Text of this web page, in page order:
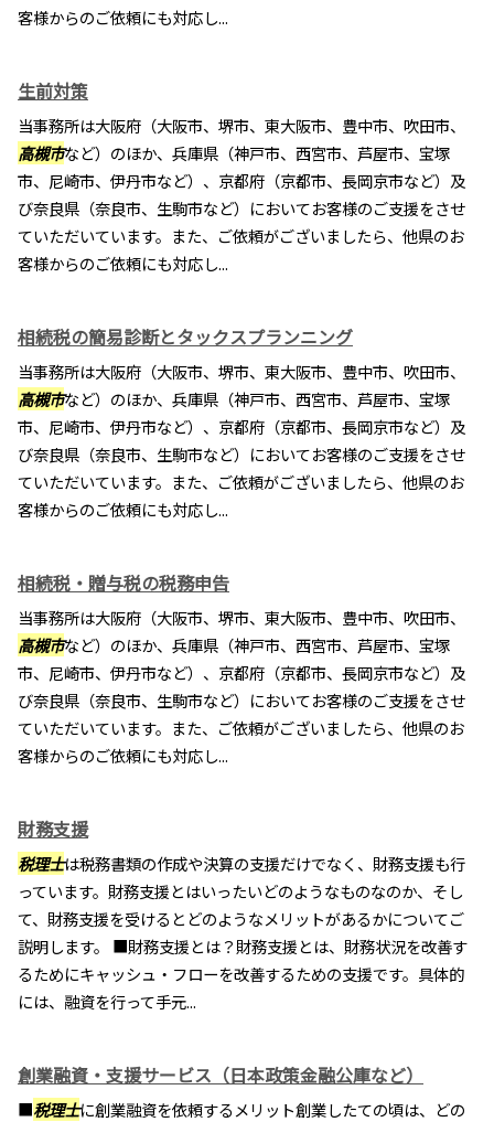
客様からのご依頼にも対応し...
生前対策
当事務所は大阪府（大阪市、堺市、東大阪市、豊中市、吹田市、
高槻市など）のほか、兵庫県（神戸市、西宮市、芦屋市、宝塚
市、尼崎市、伊丹市など）、京都府（京都市、長岡京市など）及
び奈良県（奈良市、生駒市など）においてお客様のご支援をさせ
ていただいています。また、ご依頼がございましたら、他県のお
客様からのご依頼にも対応し...
相続税の簡易診断とタックスプランニング
当事務所は大阪府（大阪市、堺市、東大阪市、豊中市、吹田市、
高槻市など）のほか、兵庫県（神戸市、西宮市、芦屋市、宝塚
市、尼崎市、伊丹市など）、京都府（京都市、長岡京市など）及
び奈良県（奈良市、生駒市など）においてお客様のご支援をさせ
ていただいています。また、ご依頼がございましたら、他県のお
客様からのご依頼にも対応し...
相続税・贈与税の税務申告
当事務所は大阪府（大阪市、堺市、東大阪市、豊中市、吹田市、
高槻市など）のほか、兵庫県（神戸市、西宮市、芦屋市、宝塚
市、尼崎市、伊丹市など）、京都府（京都市、長岡京市など）及
び奈良県（奈良市、生駒市など）においてお客様のご支援をさせ
ていただいています。また、ご依頼がございましたら、他県のお
客様からのご依頼にも対応し...
財務支援
税理士は税務書類の作成や決算の支援だけでなく、財務支援も行
っています。財務支援とはいったいどのようなものなのか、そし
て、財務支援を受けるとどのようなメリットがあるかについてご
説明します。 ■財務支援とは？財務支援とは、財務状況を改善す
るためにキャッシュ・フローを改善するための支援です。具体的
には、融資を行って手元...
創業融資・支援サービス（日本政策金融公庫など）
■税理士に創業融資を依頼するメリット創業したての頃は、どの